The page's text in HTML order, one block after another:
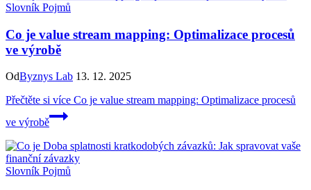
Slovník Pojmů
Co je value stream mapping: Optimalizace procesů
ve výrobě
OdByznys Lab 13. 12. 2025
Přečtěte si více Co je value stream mapping: Optimalizace procesů
ve výrobě
Slovník Pojmů